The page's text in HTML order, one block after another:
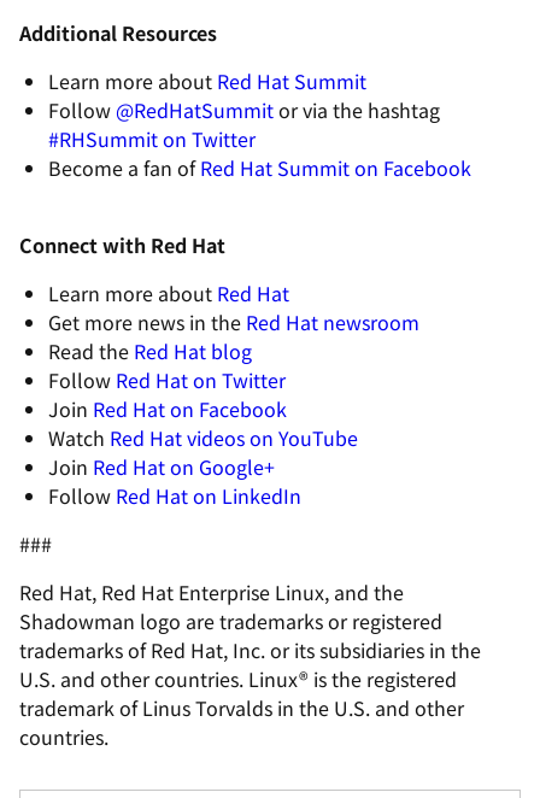
Additional Resources
Learn more about Red Hat Summit
Follow @RedHatSummitor via the hashtag
#RHSummit on Twitter
Become a fan ofRed Hat Summit on Facebook
Connect with Red Hat
Learn more about Red Hat
Get more news in the Red Hat newsroom
Read the Red Hat blog
Follow Red Hat on Twitter
Join Red Hat on Facebook
Watch Red Hat videos on YouTube
Join Red Hat on Google+
Follow Red Hat on LinkedIn
###
Red Hat, Red Hat Enterprise Linux, and the
Shadowman logo are trademarks or registered
trademarks of Red Hat, Inc. or its subsidiaries in the
U.S. and other countries. Linux® is the registered
trademark of Linus Torvalds in the U.S. and other
countries.